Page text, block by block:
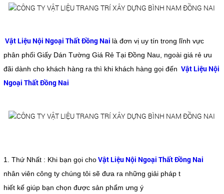
Vật Liệu Nội Ngoại Thất Đồng Nai là đơn vị uy tín trong lĩnh vực
phân phối Giấy Dán Tường Giá Rẻ Tại Đồng Nau, ngoài giá rẻ ưu
đãi dành cho khách hàng ra thì khi khách hàng gọi đến Vật Liệu Nội
Ngoại Thất Đồng Nai
1. Thứ Nhất : Khi bạn gọi choVật Liệu Nội Ngoại Thất Đồng Nai
nhân viên công ty chúng tôi sẽ đưa ra những giải pháp t
hiết kế giúp bạn chọn được sản phẩm ưng ý